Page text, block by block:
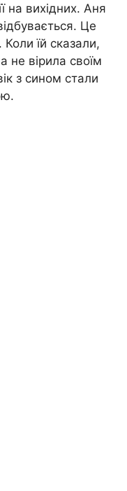
на вихідних. Аня
Це
їй сказали,
не вірила своїм
з сином стали